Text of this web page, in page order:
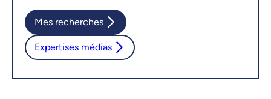
Mes recherches
Expertises médias